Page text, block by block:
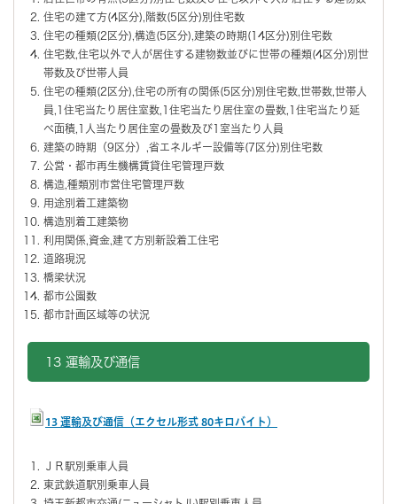
住宅の建て方(4区分),階数(5区分)別住宅数
住宅の種類(2区分),構造(5区分),建築の時期(14区分)別住宅数
住宅数,住宅以外で人が居住する建物数並びに世帯の種類(4区分)別世
帯数及び世帯人員
住宅の種類(2区分),住宅の所有の関係(5区分)別住宅数,世帯数,世帯人
員,1住宅当たり居住室数,1住宅当たり居住室の畳数,1住宅当たり延
べ面積,1人当たり居住室の畳数及び1室当たり人員
建築の時期（9区分）,省エネルギー設備等(7区分)別住宅数
公営・都市再生機構賃貸住宅管理戸数
構造,種類別市営住宅管理戸数
用途別着工建築物
構造別着工建築物
利用関係,資金,建て方別新設着工住宅
道路現況
橋梁状況
都市公園数
都市計画区域等の状況
13 運輸及び通信
13 運輸及び通信（エクセル形式 80キロバイト）
ＪＲ駅別乗車人員
東武鉄道駅別乗車人員